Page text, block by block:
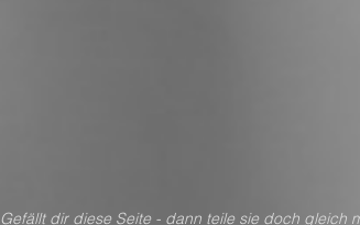
Gefällt dir diese Seite - dann teile sie